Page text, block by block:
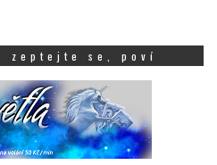
zeptejte se, poví